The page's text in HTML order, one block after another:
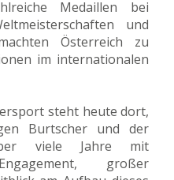
Medaillen bei
und
Österreich zu
im internationalen
steht heute dort,
Burtscher und der
viele Jahre mit
großer